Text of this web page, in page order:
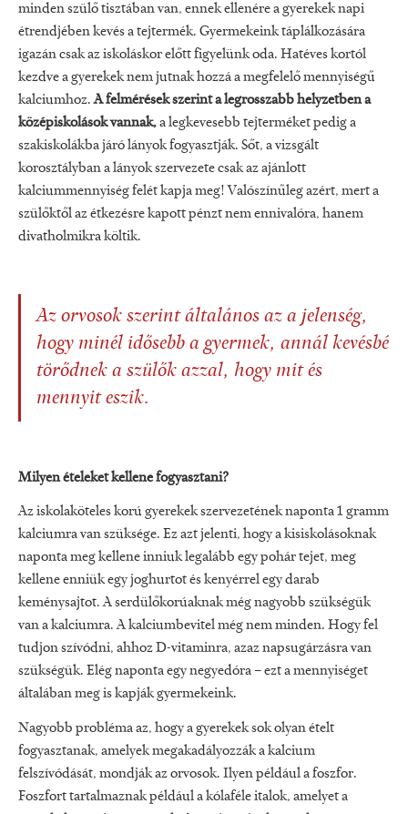
minden szülő tisztában van, ennek ellenére a gyerekek napi
étrendjében kevés a tejtermék. Gyermekeink táplálkozására
igazán csak az iskoláskor előtt figyelünk oda. Hatéves kortól
kezdve a gyerekek nem jutnak hozzá a megfelelő mennyiségű
kalciumhoz.A felmérések szerint a legrosszabb helyzetben a
középiskolások vannak,a legkevesebb tejterméket pedig a
szakiskolákba járó lányok fogyasztják. Sőt, a vizsgált
korosztályban a lányok szervezete csak az ajánlott
kalciummennyiség felét kapja meg! Valószínűleg azért, mert a
szülőktől az étkezésre kapott pénzt nem ennivalóra, hanem
divatholmikra költik.
Az orvosok szerint általános az a jelenség,
hogy minél idősebb a gyermek, annál kevésbé
törődnek a szülők azzal, hogy mit és
mennyit eszik.
Milyen ételeket kellene fogyasztani?
Az iskolaköteles korú gyerekek szervezetének naponta 1 gramm
kalciumra van szüksége. Ez azt jelenti, hogy a kisiskolásoknak
naponta meg kellene inniuk legalább egy pohár tejet, meg
kellene enniük egy joghurtot és kenyérrel egy darab
keménysajtot. A serdülőkorúaknak még nagyobb szükségük
van a kalciumra. A kalciumbevitel még nem minden. Hogy fel
tudjon szívódni, ahhoz D-vitaminra, azaz napsugárzásra van
szükségük. Elég naponta egy negyedóra – ezt a mennyiséget
általában meg is kapják gyermekeink.
Nagyobb probléma az, hogy a gyerekek sok olyan ételt
fogyasztanak, amelyek megakadályozzák a kalcium
felszívódását, mondják az orvosok. Ilyen például a foszfor.
Foszfort tartalmaznak például a kólaféle italok, amelyet a